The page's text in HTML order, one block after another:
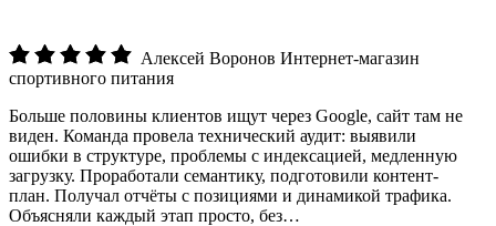
Алексей Воронов Интернет-магазин
спортивного питания
Больше половины клиентов ищут через Google, сайт там не
виден. Команда провела технический аудит: выявили
ошибки в структуре, проблемы с индексацией, медленную
загрузку. Проработали семантику, подготовили контент-
план. Получал отчёты с позициями и динамикой трафика.
Объясняли каждый этап просто, без…